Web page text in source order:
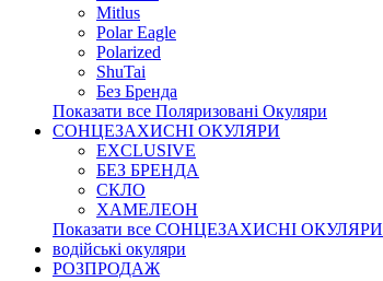
Mitlus
Polar Eagle
Polarized
ShuTai
Без Бренда
Показати все Поляризовані Окуляри
СОНЦЕЗАХИСНІ ОКУЛЯРИ
EXCLUSIVE
БЕЗ БРЕНДА
СКЛО
ХАМЕЛЕОН
Показати все СОНЦЕЗАХИСНІ ОКУЛЯРИ
водійські окуляри
РОЗПРОДАЖ